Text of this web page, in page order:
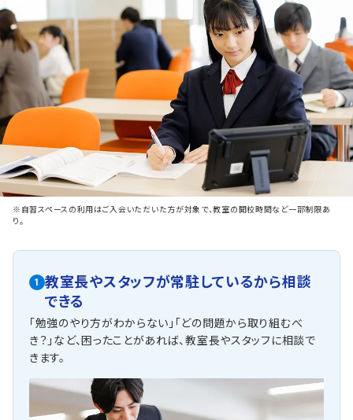
※自習スペースの利用はご入会いただいた方が対象で、教室の開校時間など一部制限あ
り。
1
教室長やスタッフが常駐しているから相談
できる
「勉強のやり方がわからない」「どの問題から取り組むべ
き？」など、困ったことがあれば、教室長やスタッフに相談で
きます。